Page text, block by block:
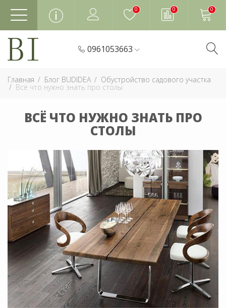
0 0 0
0961053663
Главная Блог BUDIDEA Обустройство садового участка
Всё что нужно знать про столы
ВСЁ ЧТО НУЖНО ЗНАТЬ ПРО
СТОЛЫ